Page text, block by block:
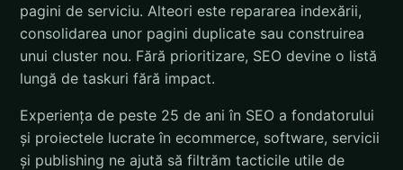
pagini de serviciu. Alteori este repararea indexării,
consolidarea unor pagini duplicate sau construirea
unui cluster nou. Fără prioritizare, SEO devine o listă
lungă de taskuri fără impact.
Experiența de peste 25 de ani în SEO a fondatorului
și proiectele lucrate în ecommerce, software, servicii
și publishing ne ajută să filtrăm tacticile utile de